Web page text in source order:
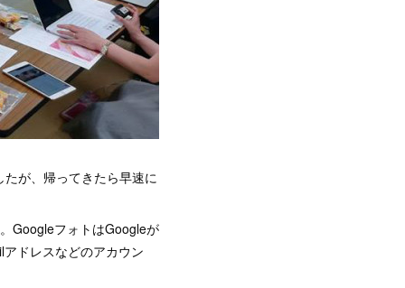
が、帰ってきたら早速に
GoogleフォトはGoogleが
ドレスなどのアカウン